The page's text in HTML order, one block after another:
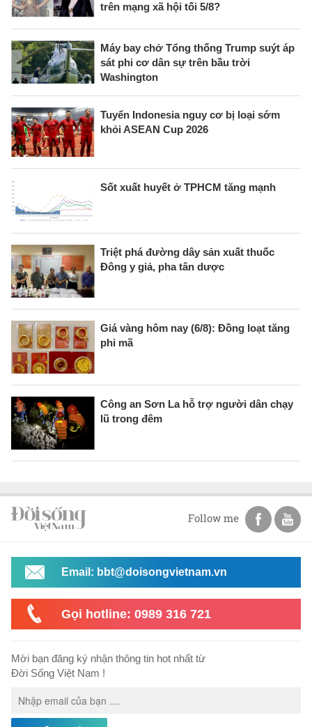
trên mạng xã hội tối 5/8?
Máy bay chở Tổng thống Trump suýt áp
sát phi cơ dân sự trên bầu trời
Washington
Tuyển Indonesia nguy cơ bị loại sớm
khỏi ASEAN Cup 2026
Sốt xuất huyết ở TPHCM tăng mạnh
Triệt phá đường dây sản xuất thuốc
Đông y giả, pha tân dược
Giá vàng hôm nay (6/8): Đồng loạt tăng
phi mã
Công an Sơn La hỗ trợ người dân chạy
lũ trong đêm
Follow me
Email: bbt@doisongvietnam.vn
Gọi hotline: 0989 316 721
Mời bạn đăng ký nhận thông tin hot nhất từ
Đời Sống Việt Nam !